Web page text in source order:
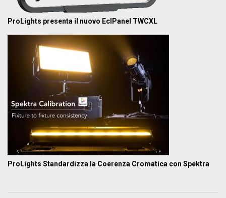
ProLights presenta il nuovo EclPanel TWCXL
ProLights Standardizza la Coerenza Cromatica con Spektra